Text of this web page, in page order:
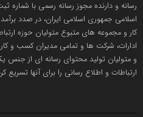
پایگاه اطلاع رسانی دریا و نفت
تریبون
انتشار گسترده محتوا در رسانه گزارش
محمدعلی کرمعلی
اسلامی جمهوری اسلامی ایران، در صدد
کار و مجموعه های متبوع متولیان حوزه
ادارات، شرکت ها و تمامی مدیران کسب و
و متولیان تولید محتوای رسانه ای از جنس
ارتباطات و اطلاع رسانی را برای آنها تسریع